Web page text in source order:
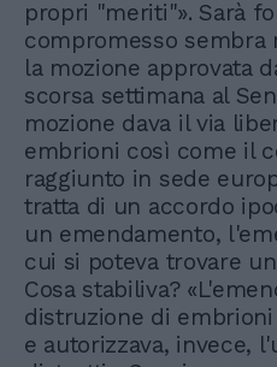
propri "meriti"». Sarà
compromesso
la mozione approvata
scorsa settimana al
mozione dava il via
embrioni così come il
raggiunto in sede
tratta di un accordo
un emendamento,
cui si poteva trovare
Cosa stabiliva?
distruzione di
e autorizzava, invece,